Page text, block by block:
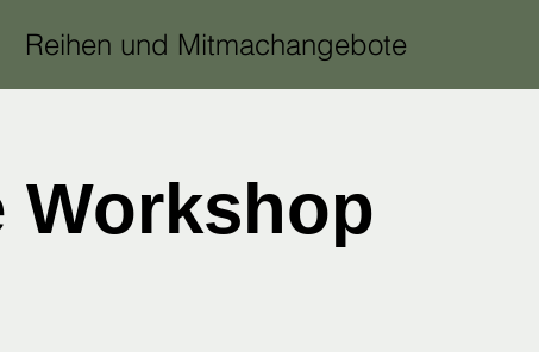
Reihen und Mitmachangebote
Workshop